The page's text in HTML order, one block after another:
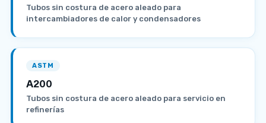
Tubos sin costura de acero aleado para
intercambiadores de calor y condensadores
ASTM
A200
Tubos sin costura de acero aleado para servicio en
refinerías